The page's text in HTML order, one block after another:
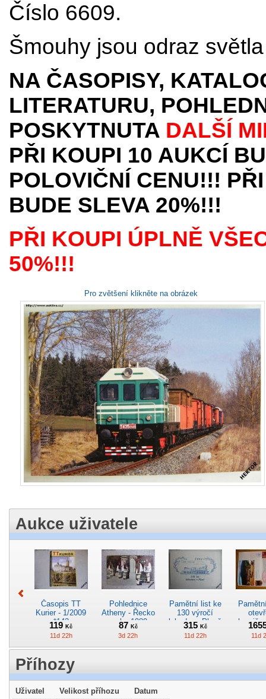
Číslo 6609.
Šmouhy jsou odraz
NA ČASOPISY,
LITERATURU,
POSKYTNUTA DALŠÍ
PŘI KOUPI 10 AUKCÍ
POLOVIČNÍ CENU!!!
BUDE SLEVA 20%!!!
PŘI KOUPI ÚPLNĚ
50%!!!
Pro zvětšení klikněte na obrázek
Aukce uživatele
Časopis TT
Kurier - 1/2009
*142
119Kč
11d 22h
Pohlednice
Atheny - Řecko
z roku 1989.
Nová nepoužitá
*5019
87 Kč
3d 22h
Pamětní list ke
130 výročí
lokodepa Plzeň
*2963
315 Kč
11d 22h 11d
Příhozy
Uživatel Velikost příhozu Datum